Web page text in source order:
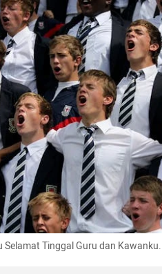
Selamat Tinggal Guru dan